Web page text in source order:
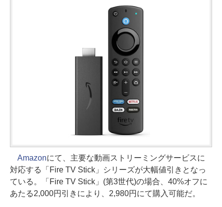
Amazonにて、主要な動画ストリーミングサービスに
対応する「Fire TV Stick」シリーズが大幅値引きとなっ
ている。「Fire TV Stick」(第3世代)の場合、40%オフに
あたる2,000円引きにより、2,980円にて購入可能だ。